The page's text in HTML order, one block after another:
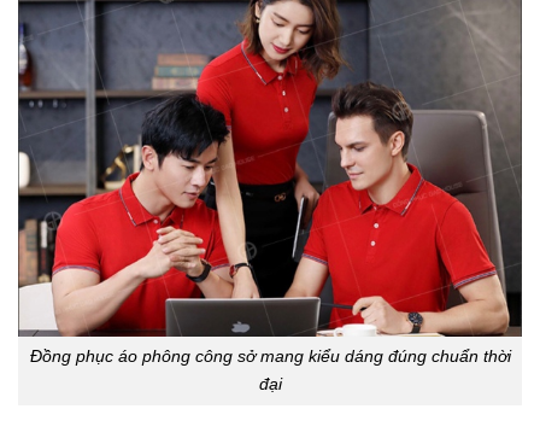
Đồng phục áo phông công sở mang kiểu dáng đúng chuẩn thời
đại